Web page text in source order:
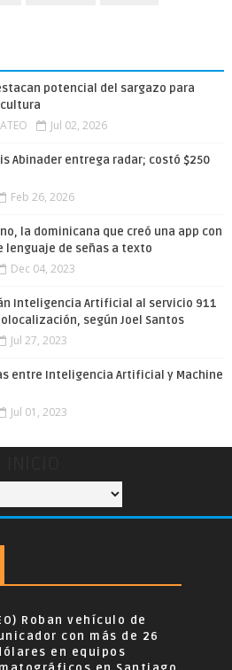
potencial del sargazo para
Jul 02, 2026
Abinader entrega radar; costó $250
Feb 26, 2026
la dominicana que creó una app con
lenguaje de señas a texto
Dec 04, 2023
Inteligencia Artificial al servicio 911
según Joel Santos
Jul 27, 2023
entre Inteligencia Artificial y Machine
Jul 01, 2023
Roban vehículo de
con más de 26
en equipos